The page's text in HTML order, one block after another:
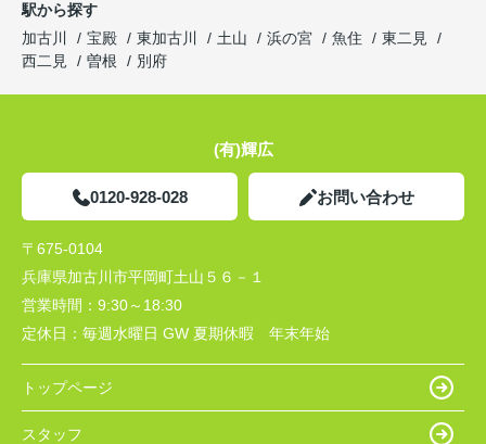
駅から探す
加古川
宝殿 東加古川 土山 浜の宮 魚住
東二見
西二見
曽根 別府
(有)輝広
0120-928-028 お問い合わせ
〒675-0104
兵庫県加古川市平岡町土山５６－１
営業時間： 9:30～18:30
定休日： 毎週水曜日 GW 夏期休暇 年末年始
トップページ
スタッフ